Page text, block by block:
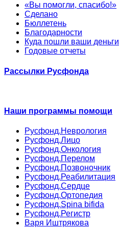
«Вы помогли, спасибо!»
Сделано
Бюллетень
Благодарности
Куда пошли ваши деньги
Годовые отчеты
Рассылки Русфонда
Наши программы помощи
Русфонд.Неврология
Русфонд.Лицо
Русфонд.Онкология
Русфонд.Перелом
Русфонд.Позвоночник
Русфонд.Реабилитация
Русфонд.Сердце
Русфонд.Ортопедия
Русфонд.Spina bifida
Русфонд.Регистр
Варя Иштрякова